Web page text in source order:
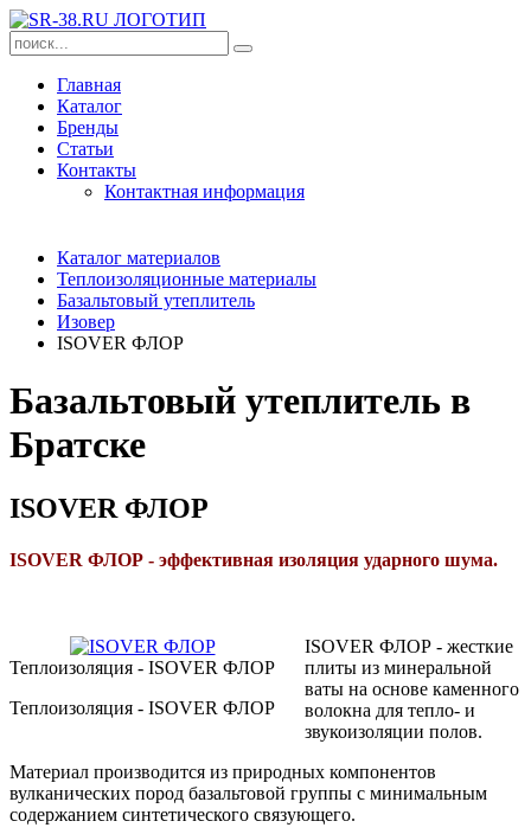
Главная
Каталог
Бренды
Статьи
Контакты
Контактная информация
Каталог материалов
Теплоизоляционные материалы
Базальтовый утеплитель
Изовер
ISOVER ФЛОР
Базальтовый утеплитель в
Братске
ISOVER ФЛОР
ISOVER ФЛОР - эффективная изоляция ударного шума.
Теплоизоляция - ISOVER ФЛОР
Теплоизоляция - ISOVER ФЛОР
ISOVER ФЛОР - жесткие
плиты из минеральной
ваты на основе каменного
волокна для тепло- и
звукоизоляции полов.
Материал производится из природных компонентов
вулканических пород базальтовой группы с минимальным
содержанием синтетического связующего.